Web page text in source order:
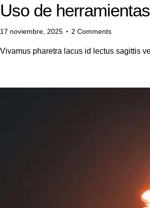
Uso de
17 noviembre, 2025 2 Comments
Vivamus pharetra lacus id lectus sagittis